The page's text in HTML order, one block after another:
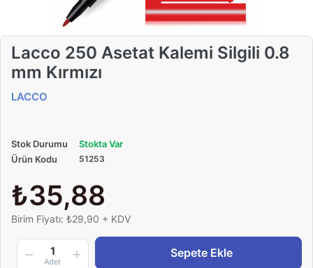
Lacco 250 Asetat Kalemi Silgili 0.8
mm Kırmızı
LACCO
Stok Durumu
Stokta Var
Ürün Kodu
51253
₺35,88
Birim Fiyatı: ₺29,90 + KDV
1
Adet
Sepete Ekle